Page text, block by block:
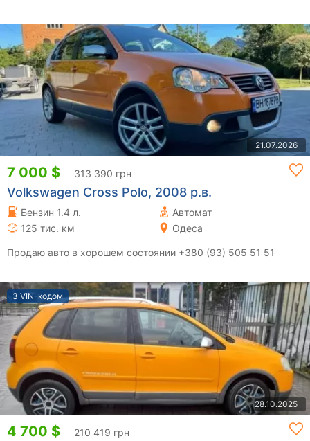
21.07.2026
7 000 $ 313 390 грн
Volkswagen Cross Polo, 2008 р.в.
Бензин 1.4 л.
Автомат
125 тис. км
Одеса
Продаю авто в хорошем состоянии +380 (93) 505 51 51
З VIN-кодом
28.10.2025
4 700 $ 210 419 грн